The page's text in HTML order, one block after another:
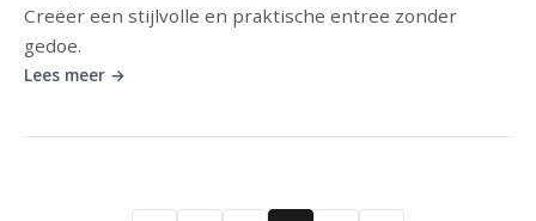
Creëer een stijlvolle en praktische entree zonder
gedoe.
Lees meer →